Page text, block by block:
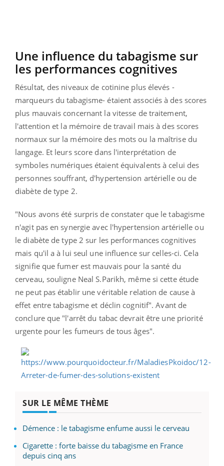
Une influence du tabagisme sur
les performances cognitives
Résultat, des niveaux de cotinine plus élevés -
marqueurs du tabagisme- étaient associés à des scores
plus mauvais concernant la vitesse de traitement,
l'attention et la mémoire de travail mais à des scores
normaux sur la mémoire des mots ou la maîtrise du
langage. Et leurs score dans l'interprétation de
symboles numériques étaient équivalents à celui des
personnes souffrant, d'hypertension artérielle ou de
diabète de type 2.
"Nous avons été surpris de constater que le tabagisme
n'agit pas en synergie avec l'hypertension artérielle ou
le diabète de type 2 sur les performances cognitives
mais qu'il a à lui seul une influence sur celles-ci. Cela
signifie que fumer est mauvais pour la santé du
cerveau, souligne Neal S.Parikh, même si cette étude
ne peut pas établir une véritable relation de cause à
effet entre tabagisme et déclin cognitif". Avant de
conclure que "l'arrêt du tabac devrait être une priorité
urgente pour les fumeurs de tous âges".
SUR LE MÊME THÈME
Démence : le tabagisme enfume aussi le cerveau
Cigarette : forte baisse du tabagisme en France
depuis cinq ans